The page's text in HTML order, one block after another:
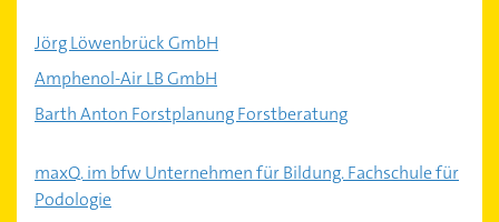
Jörg Löwenbrück GmbH
Amphenol-Air LB GmbH
Barth Anton Forstplanung Forstberatung
maxQ. im bfw Unternehmen für Bildung. Fachschule für
Podologie